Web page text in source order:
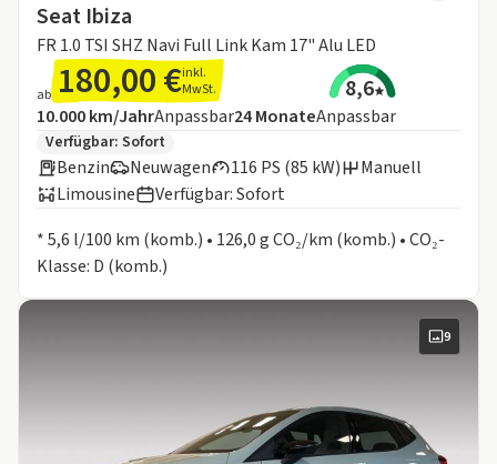
Seat Ibiza
FR 1.0 TSI SHZ Navi Full Link Kam 17" Alu LED
ab 180,00 €inkl.
MwSt.
8,6
Angebotsdetails:
Inklusive Laufleistung
10.000 km/JahrAnpassbarLaufzeit
24MonateAnpassbar
Zusätzliche Fahrzeuginformationen:
Verfügbar: Sofort
Benzin Neuwagen 116 PS (85 kW)
Manuell
Limousine
Verfügbar: Sofort
* 5,6 l/100 km (komb.) • 126,0 g CO₂/km (komb.) • CO₂-
Klasse: D (komb.)
9